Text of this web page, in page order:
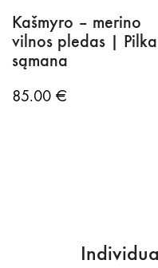
Kašmyro – merino
vilnos pledas | Pilka
sąmana
85.00 €